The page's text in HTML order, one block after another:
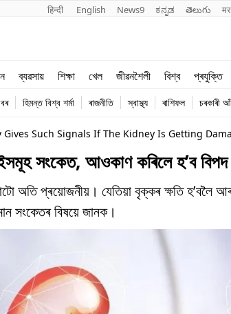
हिन्दी English News9 ಕನ್ನಡ తెలుగు
ব্যৱসায় শিক্ষা খেল জীৱনশৈলী বিশ্ব প্ৰযুক্তি
ব্যৱসায়
খেল
জীৱনশৈলী
হিমন্ত বিশ্ব শৰ্মা ৰাজনীতি স্বাস্থ্য ৰাশিফল চৰকাৰী
Gives Such Signals If The Kidney Is Getting
সংকেত, আওকাণ কৰিলে হ’ব বিপদ
অতি প্ৰয়োজনীয়। যেতিয়া বৃক্কৰ ক্ষতি হ’বলৈ
সংকেতৰ বিষয়ে জানক।